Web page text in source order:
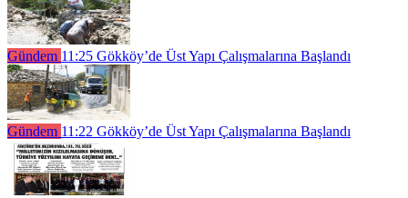
Gündem 11:25 Gökköy’de Üst Yapı Çalışmalarına Başlandı
Gündem 11:22 Gökköy’de Üst Yapı Çalışmalarına Başlandı